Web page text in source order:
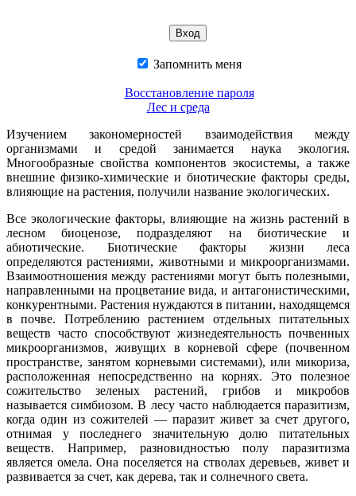
Запомнить меня
Восстановление пароля
Лес и среда
Изучением закономерностей взаимодействия между
организмами и средой занимается наука экология.
Многообразные свойства компонентов экосистемы, а также
внешние физико-химические и биотические факторы среды,
влияющие на растения, получили название экологических.
Все экологические факторы, влияющие на жизнь растений в
лесном биоценозе, подразделяют на биотические и
абиотические. Биотические факторы жизни леса
определяются растениями, животными и микроорганизмами.
Взаимоотношения между растениями могут быть полезными,
направленными на процветание вида, и антагонистическими,
конкурентными. Растения нуждаются в питании, находящемся
в почве. Потреблению растением отдельных питательных
веществ часто способствуют жизнедеятельность почвенных
микроорганизмов, живущих в корневой сфере (почвенном
пространстве, занятом корневыми системами), или микориза,
расположенная непосредственно на корнях. Это полезное
сожительство зеленых растений, грибов и микробов
называется симбиозом. В лесу часто наблюдается паразитизм,
когда один из сожителей — паразит живет за счет другого,
отнимая у последнего значительную долю питательных
веществ. Например, разновидностью полу паразитизма
является омела. Она поселяется на стволах деревьев, живет и
развивается за счет, как дерева, так и солнечного света.